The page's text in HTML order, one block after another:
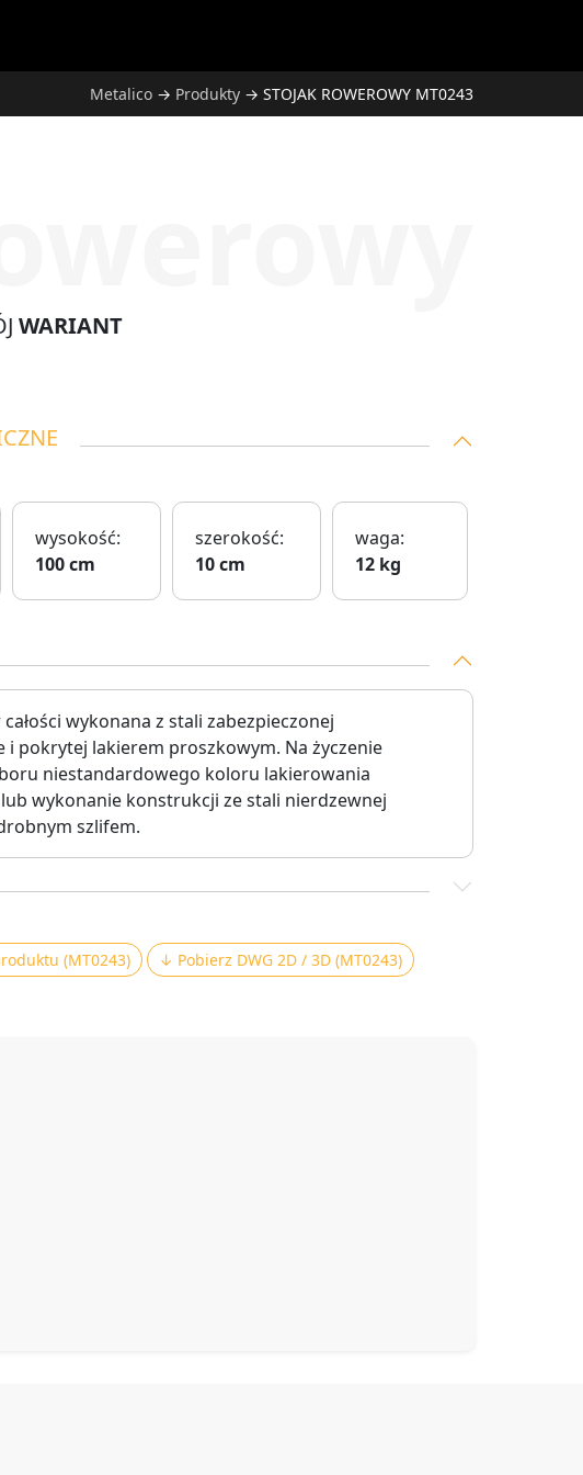
Metalico → Produkty → STOJAK ROWEROWY MT0243
WARIANT
wysokość:
100 cm
szerokość:
10 cm
waga:
12 kg
wykonana z stali zabezpieczonej
i pokrytej lakierem proszkowym. Na życzenie
niestandardowego koloru lakierowania
wykonanie konstrukcji ze stali nierdzewnej
szlifem.
(MT0243) ↓ Pobierz DWG 2D / 3D (MT0243)